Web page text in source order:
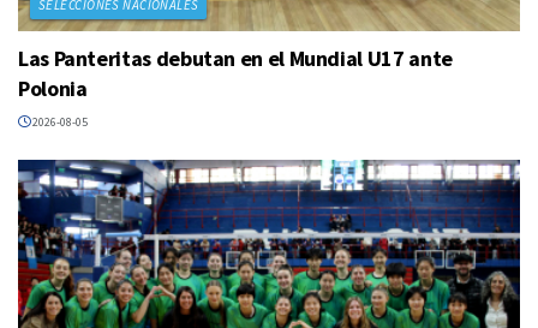
SELECCIONES NACIONALES
Las Panteritas debutan en el Mundial U17 ante
Polonia
2026-08-05